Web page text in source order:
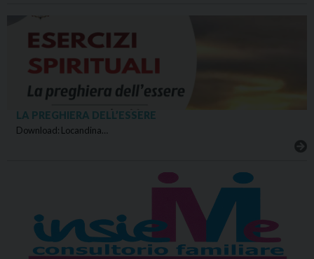
LA PREGHIERA DELL’ESSERE
Download: Locandina…